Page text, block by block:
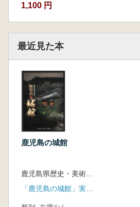
1,100 円
最近見た本
鹿児島の城館